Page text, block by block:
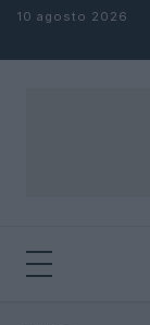
Saltar al contenido
10 agosto 2026